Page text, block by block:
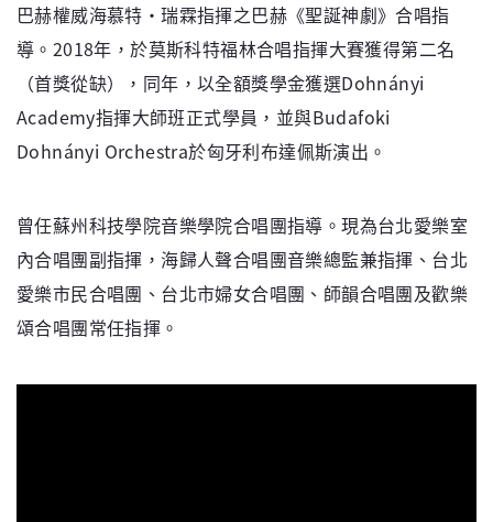
巴赫權威海慕特‧瑞霖指揮之巴赫《聖誕神劇》合唱指
導。2018年，於莫斯科特福林合唱指揮大賽獲得第二名
（首獎從缺），同年，以全額獎學金獲選Dohnányi
Academy指揮大師班正式學員，並與Budafoki
Dohnányi Orchestra於匈牙利布達佩斯演出。
曾任蘇州科技學院音樂學院合唱團指導。現為台北愛樂室
內合唱團副指揮，海歸人聲合唱團音樂總監兼指揮、台北
愛樂市民合唱團、台北市婦女合唱團、師韻合唱團及歡樂
頌合唱團常任指揮。